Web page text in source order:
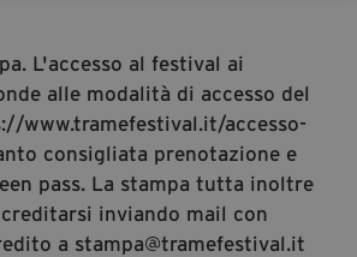
L'accesso al festival ai
alle modalità di accesso del
www.tramefestival.it/accesso-
consigliata prenotazione e
pass. La stampa tutta inoltre
inviando mail con
a stampa@tramefestival.it